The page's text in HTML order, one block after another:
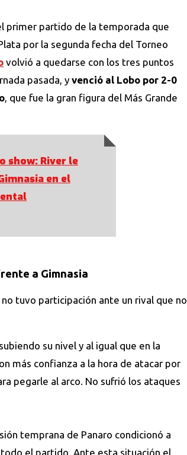
primer partido de la temporada que
por la segunda fecha del Torneo
volvió a quedarse con los tres puntos
pasada, y venció al Lobo por 2-0
, que fue la gran figura del Más Grande
show: River le
en el
a Gimnasia
tuvo participación ante un rival que no
su nivel y al igual que en la
más confianza a la hora de atacar por
pegarle al arco. No sufrió los ataques
temprana de Panaro condicionó a
el partido. Ante esta situación el